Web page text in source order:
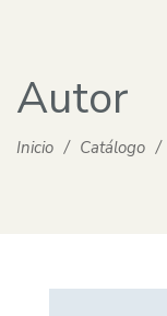
Autor
Inicio / Catálogo /